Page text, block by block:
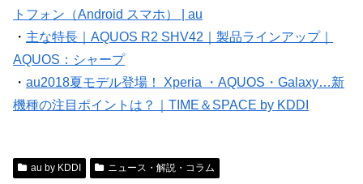
トフォン（Android スマホ） | au
・ 主な特長｜AQUOS R2 SHV42｜製品ラインアップ｜
AQUOS：シャープ
・ au2018夏モデル登場！ Xperia ・AQUOS・Galaxy…新
機種の注目ポイントは？｜TIME＆SPACE by KDDI
au by KDDI ニュース・解説・コラム